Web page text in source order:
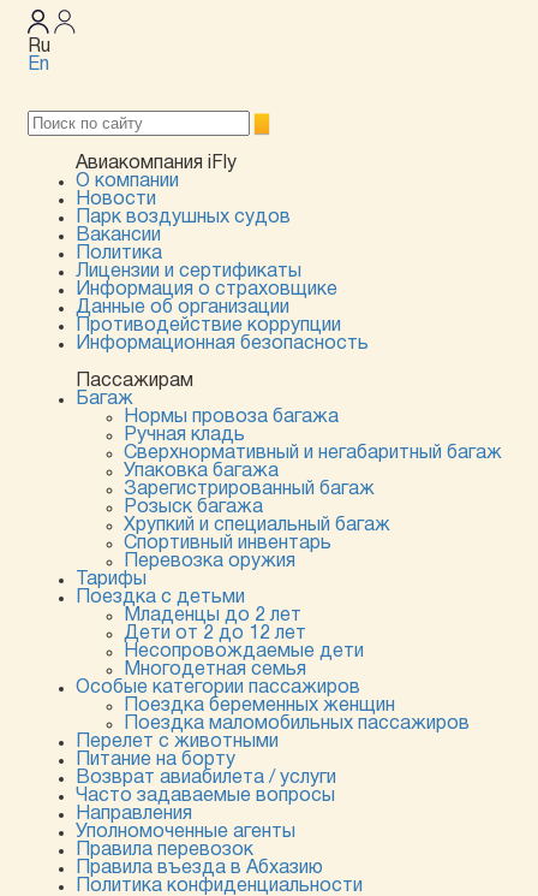
Ru
En
Авиакомпания iFly
О компании
Новости
Парк воздушных судов
Вакансии
Политика
Лицензии и сертификаты
Информация о страховщике
Данные об организации
Противодействие коррупции
Информационная безопасность
Пассажирам
Багаж
Нормы провоза багажа
Ручная кладь
Сверхнормативный и негабаритный багаж
Упаковка багажа
Зарегистрированный багаж
Розыск багажа
Хрупкий и специальный багаж
Спортивный инвентарь
Перевозка оружия
Тарифы
Поездка с детьми
Младенцы до 2 лет
Дети от 2 до 12 лет
Несопровождаемые дети
Многодетная семья
Особые категории пассажиров
Поездка беременных женщин
Поездка маломобильных пассажиров
Перелет с животными
Питание на борту
Возврат авиабилета / услуги
Часто задаваемые вопросы
Направления
Уполномоченные агенты
Правила перевозок
Правила въезда в Абхазию
Политика конфиденциальности